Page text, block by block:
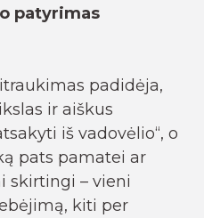
patyrimas
padidėja,
ir aiškus
iš vadovėlio“, o
pats pamatei ar
skirtingi – vieni
kiti per